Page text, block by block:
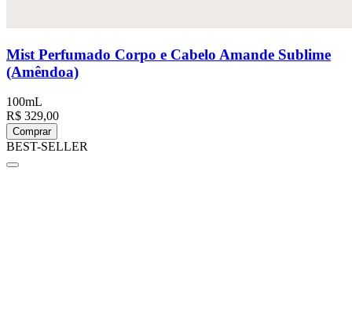
Mist Perfumado Corpo e Cabelo Amande Sublime
(Amêndoa)
100mL
R$ 329,00
Comprar
BEST-SELLER